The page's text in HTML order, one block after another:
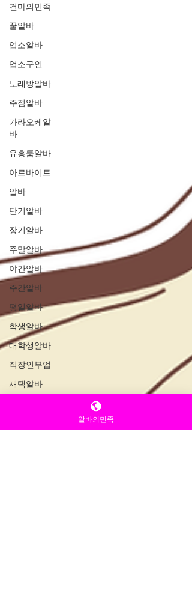
건마의민족
꿀알바
업소알바
업소구인
노래방알바
주점알바
가라오케알
바
유흥룸알바
아르바이트
알바
단기알바
장기알바
주말알바
야간알바
주간알바
평일알바
학생알바
대학생알바
직장인부업
재택알바
알바의민족